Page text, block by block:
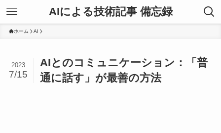
AIによる技術記事 備忘録
ホーム AI
AIとのコミュニケーション：「普
通に話す」が最善の方法
2023
7/15